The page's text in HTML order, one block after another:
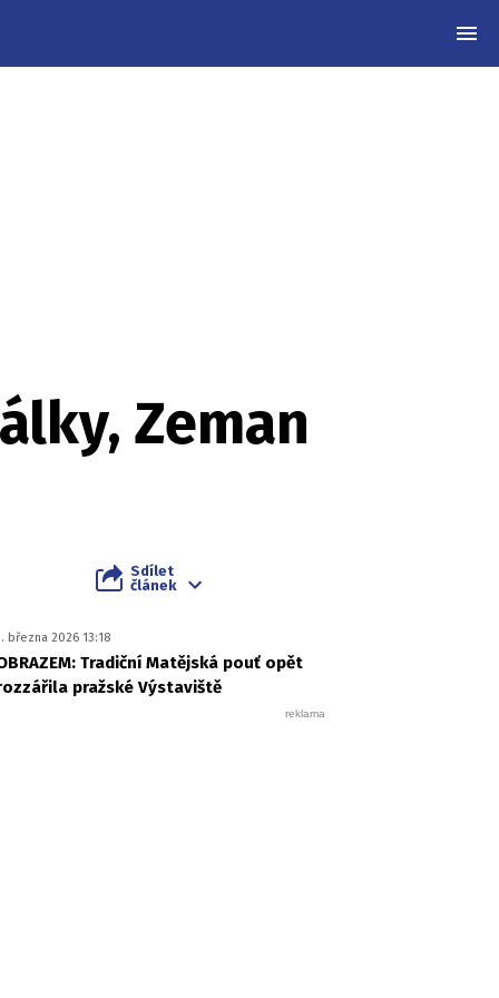
Zeman
Sdílet
článek
března 2026 13:18
Tradiční Matějská pouť opět
pražské Výstaviště